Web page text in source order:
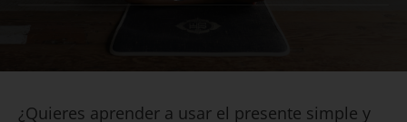
¿Quieres aprender a usar el presente simple y